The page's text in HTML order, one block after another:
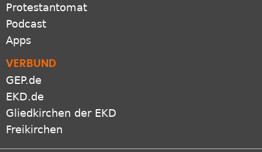
Protestantomat
Podcast
Apps
VERBUND
GEP.de
EKD.de
Gliedkirchen der EKD
Freikirchen